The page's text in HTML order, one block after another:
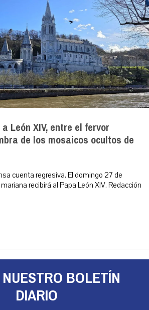
León XIV, entre el fervor
de los mosaicos ocultos de
cuenta regresiva. El domingo 27 de
recibirá al Papa León XIV. Redacción
BOLETÍN
DIARIO